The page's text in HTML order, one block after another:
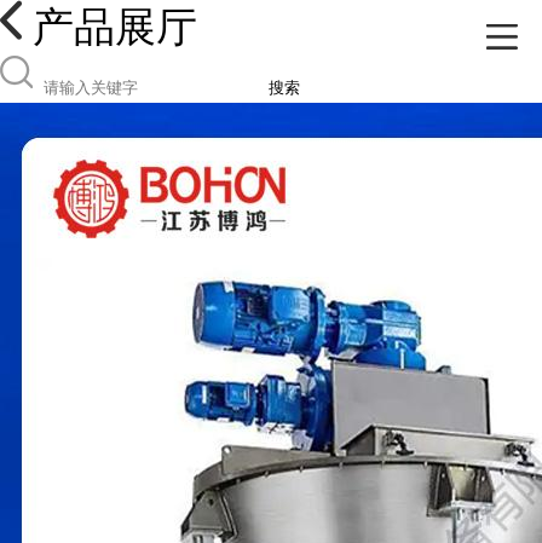
产品展厅
搜索